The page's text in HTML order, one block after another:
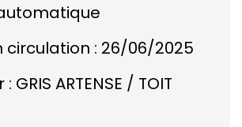
circulation : 26/06/2025
GRIS ARTENSE / TOIT